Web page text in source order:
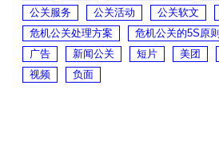
公关服务
公关活动 公关软文
危机公关处理方案
危机公关的5S原则
广告
新闻公关 短片 美团
视频
负面